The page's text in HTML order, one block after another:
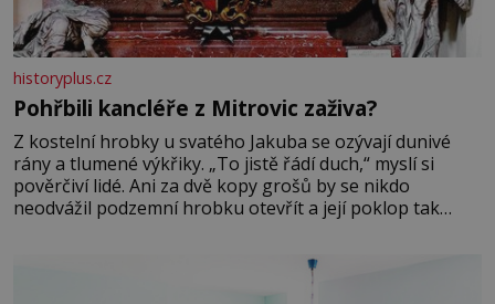
historyplus.cz
Pohřbili kancléře z Mitrovic zaživa?
Z kostelní hrobky u svatého Jakuba se ozývají dunivé
rány a tlumené výkřiky. „To jistě řádí duch,“ myslí si
pověrčiví lidé. Ani za dvě kopy grošů by se nikdo
neodvážil podzemní hrobku otevřít a její poklop tak